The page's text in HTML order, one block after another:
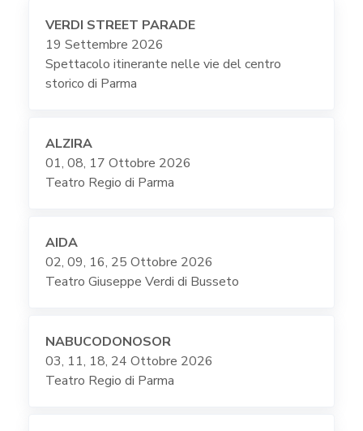
VERDI STREET PARADE
19 Settembre 2026
Spettacolo itinerante nelle vie del centro
storico di Parma
ALZIRA
01, 08, 17 Ottobre 2026
Teatro Regio di Parma
AIDA
02, 09, 16, 25 Ottobre 2026
Teatro Giuseppe Verdi di Busseto
NABUCODONOSOR
03, 11, 18, 24 Ottobre 2026
Teatro Regio di Parma